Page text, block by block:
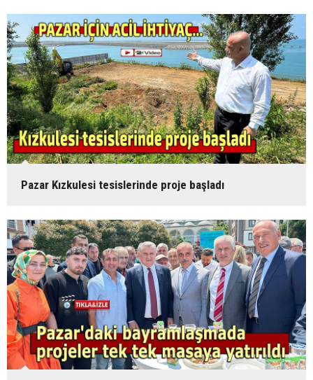
Pazar Kızkulesi tesislerinde proje başladı